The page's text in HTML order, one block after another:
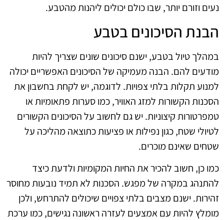
נעים וזורם יותר, שבו כולם יכולים ליהנות מהטבע.
הבנת הסיכונים בטבע
במהלך טיול בטבע, ישנם סיכונים שונים שצריך להיות
מודעים להם. הבנה מעמיקה של הסיכונים האפשריים יכולה
למנוע תקלות בלתי צפויות. לדוגמה, יש לקחת בחשבון את
הסכנות הקשורות למזג האוויר, כמו סערות פתאומיות או
טמפרטורות קיצוניות. יש גם לחשוב על הסיכונים הקשורים
לטיולי שטח, כגון נפילות או פציעות כתוצאה מהליכה על
שטחים שאינם מוכרים.
כמו כן, חשוב להכיר את החיות המקומיות ולדעת כיצד
להתנהג במקרה של מפגש. הסכנות לא תמיד נובעות מחוסר
זהירות. ישנם מצבים בלתי צפויים שיכולים להתרחש, ולכן
מומלץ להיות עם אמצעים לעזרה ראשונה נגישים, כמו ערכת